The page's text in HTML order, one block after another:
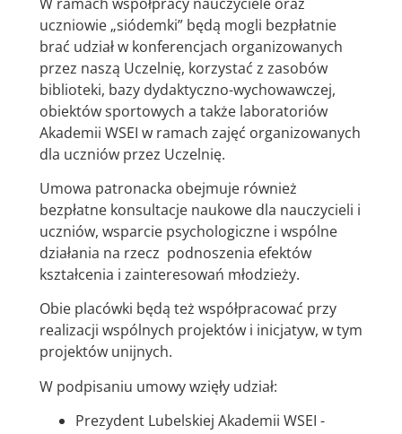
uczniowie „siódemki” będą mogli bezpłatnie
brać udział w konferencjach organizowanych
przez naszą Uczelnię, korzystać z zasobów
biblioteki, bazy dydaktyczno-wychowawczej,
obiektów sportowych a także laboratoriów
Akademii WSEI w ramach zajęć organizowanych
dla uczniów przez Uczelnię.
Umowa patronacka obejmuje również
bezpłatne konsultacje naukowe dla nauczycieli i
uczniów, wsparcie psychologiczne i wspólne
działania na rzecz podnoszenia efektów
kształcenia i zainteresowań młodzieży.
Obie placówki będą też współpracować przy
realizacji wspólnych projektów i inicjatyw, w tym
projektów unijnych.
W podpisaniu umowy wzięły udział:
Prezydent Lubelskiej Akademii WSEI -